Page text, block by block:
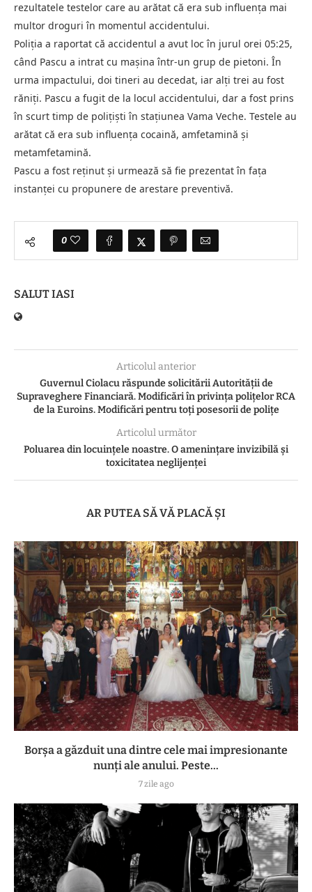
rezultatele testelor care au arătat că era sub influența mai
multor droguri în momentul accidentului.
Poliția a raportat că accidentul a avut loc în jurul orei 05:25,
când Pascu a intrat cu mașina într-un grup de pietoni. În
urma impactului, doi tineri au decedat, iar alți trei au fost
răniți. Pascu a fugit de la locul accidentului, dar a fost prins
în scurt timp de polițiști în stațiunea Vama Veche. Testele au
arătat că era sub influența cocaină, amfetamină și
metamfetamină.
Pascu a fost reținut și urmează să fie prezentat în fața
instanței cu propunere de arestare preventivă.
0
SALUT IASI
Articolul anterior
Guvernul Ciolacu răspunde solicitării Autorității de
Supraveghere Financiară. Modificări în privința polițelor RCA
de la Euroins. Modificări pentru toți posesorii de polițe
Articolul următor
Poluarea din locuințele noastre. O amenințare invizibilă și
toxicitatea neglijenței
AR PUTEA SĂ VĂ PLACĂ ȘI
Borșa a găzduit una dintre cele mai impresionante
nunți ale anului. Peste...
7 zile ago